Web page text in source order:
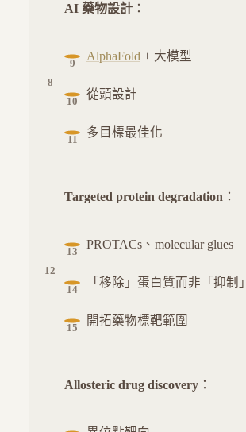
AI 藥物設計 ：
AlphaFold + 大模型
從頭設計
多目標最佳化
Targeted protein degradation ：
PROTACs、molecular glues
「移除」蛋白質而非「抑制」
開拓藥物標靶範圍
Allosteric drug discovery ：